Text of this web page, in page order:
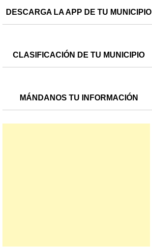
DESCARGA LA APP DE TU MUNICIPIO
CLASIFICACIÓN DE TU MUNICIPIO
MÁNDANOS TU INFORMACIÓN